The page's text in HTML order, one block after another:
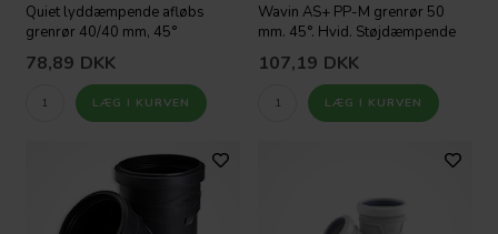
Quiet lyddæmpende afløbs
grenrør 40/40 mm, 45°
78,89 DKK
Wavin AS+ PP-M grenrør 50
mm. 45°. Hvid. Støjdæmpende
107,19 DKK